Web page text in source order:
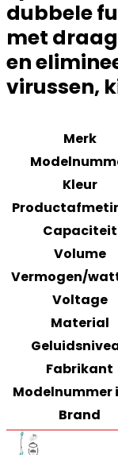
dubbele
met
en
virussen,
Merk
Kleur
Capaciteit
Volume
Vermogen/
Voltage
Material
Fabrikant
Modelnummer
Brand